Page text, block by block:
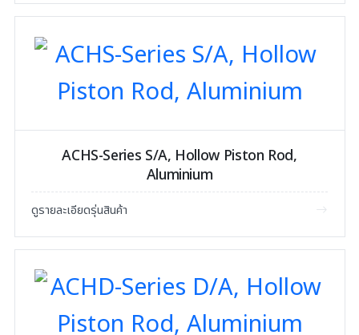
ACHS-Series S/A, Hollow Piston Rod,
Aluminium
ดูรายละเอียดรุ่นสินค้า